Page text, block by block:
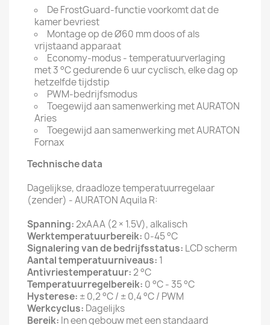
De FrostGuard-functie voorkomt dat de
kamer bevriest
Montage op de Ø60 mm doos of als
vrijstaand apparaat
Economy-modus - temperatuurverlaging
met 3 °C gedurende 6 uur cyclisch, elke dag op
hetzelfde tijdstip
PWM-bedrijfsmodus
Toegewijd aan samenwerking met AURATON
Aries
Toegewijd aan samenwerking met AURATON
Fornax
Technische data
Dagelijkse, draadloze temperatuurregelaar
(zender) - AURATON Aquila R:
Spanning:2xAAA (2 × 1.5V), alkalisch
Werktemperatuurbereik: 0-45 °C
Signalering van de bedrijfsstatus: LCD scherm
Aantal temperatuurniveaus: 1
Antivriestemperatuur:2 °C
Temperatuurregelbereik: 0 °C - 35 °C
Hysterese: ± 0,2 °C / ± 0,4 °C / PWM
Werkcyclus: Dagelijks
Bereik: In een gebouw met een standaard